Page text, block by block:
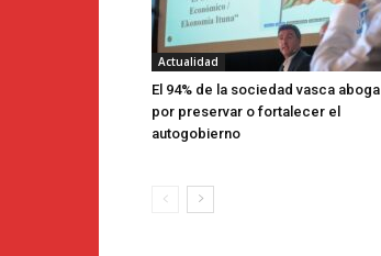
Actualidad
El 94% de la sociedad vasca aboga
por preservar o fortalecer el
autogobierno